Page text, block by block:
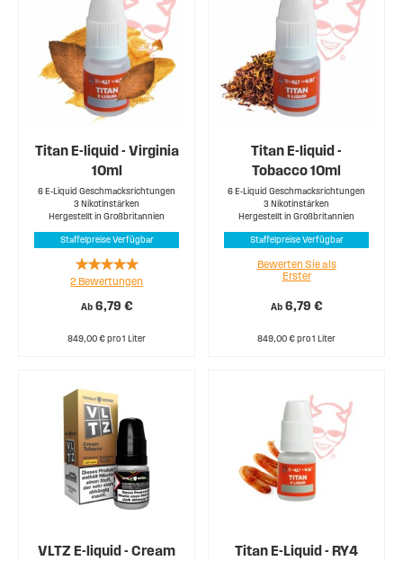
Titan E-liquid - Virginia
10ml
6 E-Liquid Geschmacksrichtungen
3 Nikotinstärken
Hergestellt in Großbritannien
Staffelpreise Verfügbar
Ab 6,79 €
Rating:
100%
2 Bewertungen
849,00 € pro 1 Liter
Titan E-liquid -
Tobacco 10ml
6 E-Liquid Geschmacksrichtungen
3 Nikotinstärken
Hergestellt in Großbritannien
Staffelpreise Verfügbar
Ab 6,79 €
Bewerten Sie als
Erster
849,00 € pro 1 Liter
VLTZ E-liquid - Cream
Titan E-Liquid - RY4